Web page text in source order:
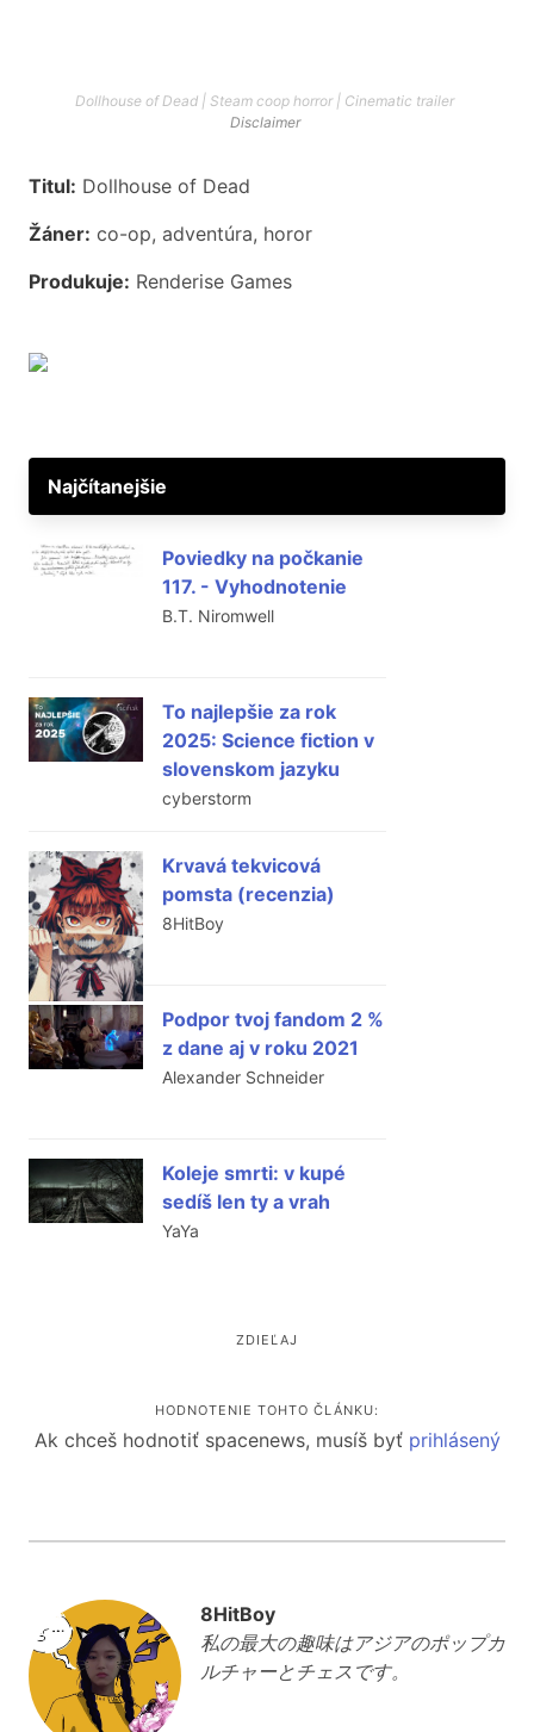
Dollhouse of Dead | Steam coop horror | Cinematic trailer
Disclaimer
Titul: Dollhouse of Dead
Žáner: co-op, adventúra, horor
Produkuje: Renderise Games
Najčítanejšie
Poviedky na počkanie
117. - Vyhodnotenie
B.T. Niromwell
To najlepšie za rok
2025: Science fiction v
slovenskom jazyku
cyberstorm
Krvavá tekvicová
pomsta (recenzia)
8HitBoy
Podpor tvoj fandom 2 %
z dane aj v roku 2021
Alexander Schneider
Koleje smrti: v kupé
sedíš len ty a vrah
YaYa
ZDIEĽAJ
HODNOTENIE TOHTO ČLÁNKU:
Ak chceš hodnotiť spacenews, musíš byť prihlásený
8HitBoy
私の最大の趣味はアジアのポップカ
ルチャーとチェスです。